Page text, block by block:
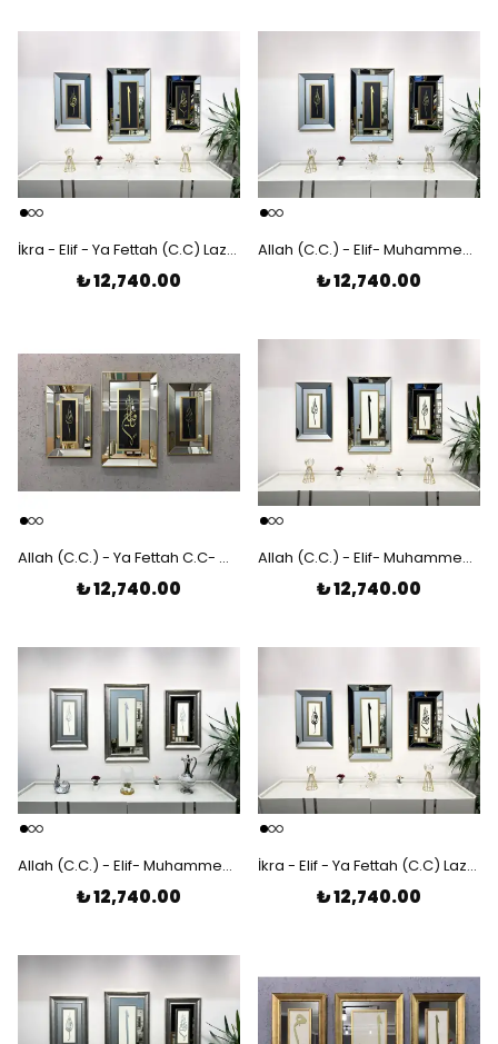
İkra - Elif - Ya Fettah (C.C) Lazer Kesim Ayna Çerçeveli 3'lü Tablo
₺ 12,740.00
Allah (C.C.) - Elif- Muhammed (S.A.V) Lazer Kesim Ayna Çerçeveli 3'lü Tablo
₺ 12,740.00
Allah (C.C.) - Ya Fettah C.C- Muhammed (S.A.V) Lazer Kesim Ayna Çerçeveli 3'lü Tablo
₺ 12,740.00
Allah (C.C.) - Elif- Muhammed (S.A.V) Lazer Kesim Ayna Çerçeveli 3'lü Tablo
₺ 12,740.00
Allah (C.C.) - Elif- Muhammed (S.A.V) Lazer Kesim Çerçeveli 3'lü Tablo
₺ 12,740.00
İkra - Elif - Ya Fettah (C.C) Lazer Kesim Ayna Çerçeveli 3'lü Tablo
₺ 12,740.00